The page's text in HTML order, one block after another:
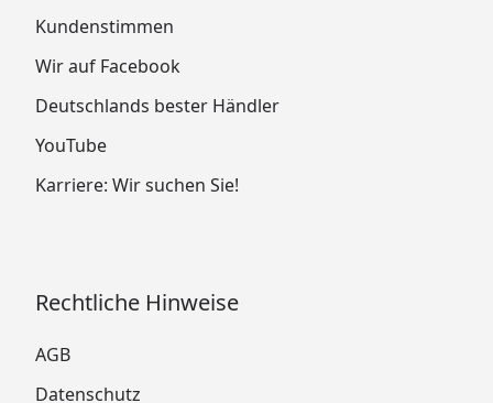
Kundenstimmen
Wir auf Facebook
Deutschlands bester Händler
YouTube
Karriere: Wir suchen Sie!
Rechtliche Hinweise
AGB
Datenschutz